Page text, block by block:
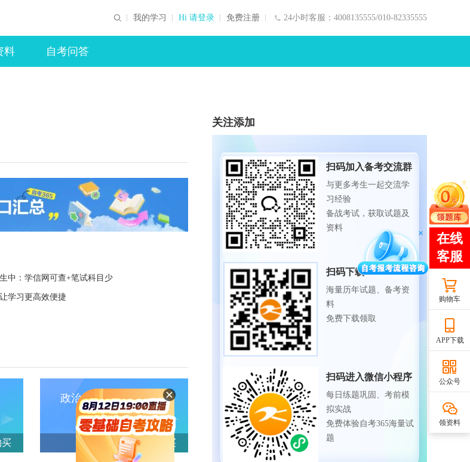
24小时客服：4008135555/010-82335555
我的学习 Hi 请登录 免费注册
料 自考问答
中：学信网可查+笔试科目少
学习更高效便捷
买
政治经济学（财经类）
查看详情
13950人已购买
关注添加
扫码加入备考交流群
与更多考生一起交流学
习经验
备战考试，获取试题及
资料
扫码下载APP
海量历年试题、备考资
料
免费下载领取
扫码进入微信小程序
每日练题巩固、考前模
拟实战
免费体验自考365海量试
题
购物车
APP下载
公众号
领资料